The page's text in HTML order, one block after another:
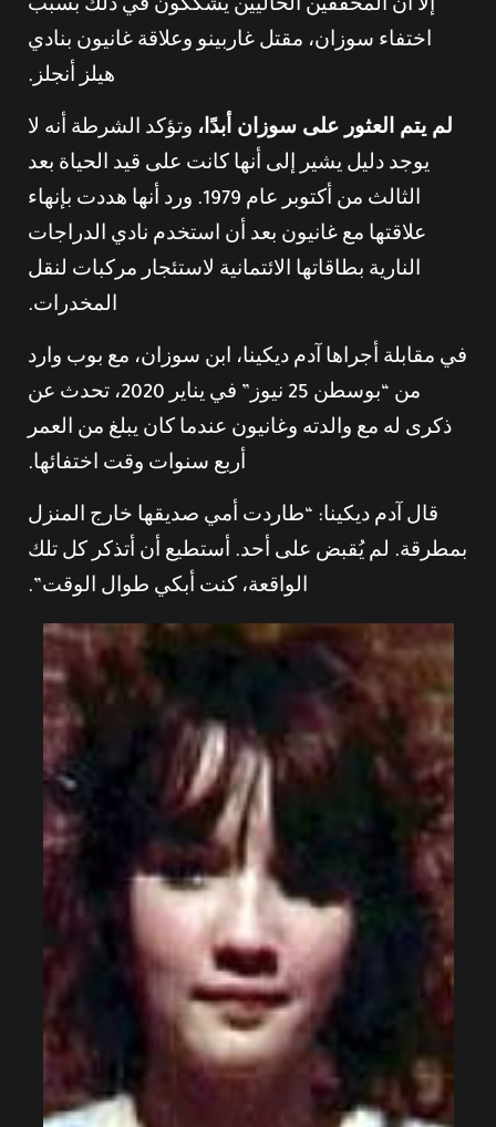
إلا أن المحققين الحاليين يشككون في ذلك بسبب
اختفاء سوزان، مقتل غاربينو وعلاقة غانيون بنادي
هيلز أنجلز.
لم يتم العثور على سوزان أبدًا، وتؤكد الشرطة أنه لا
يوجد دليل يشير إلى أنها كانت على قيد الحياة بعد
الثالث من أكتوبر عام 1979. ورد أنها هددت بإنهاء
علاقتها مع غانيون بعد أن استخدم نادي الدراجات
النارية بطاقاتها الائتمانية لاستئجار مركبات لنقل
المخدرات.
في مقابلة أجراها آدم ديكينا، ابن سوزان، مع بوب وارد
من “بوسطن 25 نيوز” في يناير 2020، تحدث عن
ذكرى له مع والدته وغانيون عندما كان يبلغ من العمر
أربع سنوات وقت اختفائها.
قال آدم ديكينا: “طاردت أمي صديقها خارج المنزل
بمطرقة. لم يُقبض على أحد. أستطيع أن أتذكر كل تلك
الواقعة، كنت أبكي طوال الوقت”.